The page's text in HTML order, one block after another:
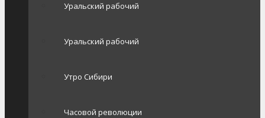
Уральский рабочий
Уральский рабочий
Утро Сибири
Часовой революции